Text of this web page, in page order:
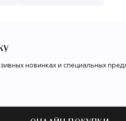
новинках и специальных